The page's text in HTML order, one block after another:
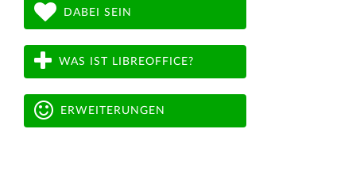
DABEI SEIN
WAS IST LIBREOFFICE?
ERWEITERUNGEN